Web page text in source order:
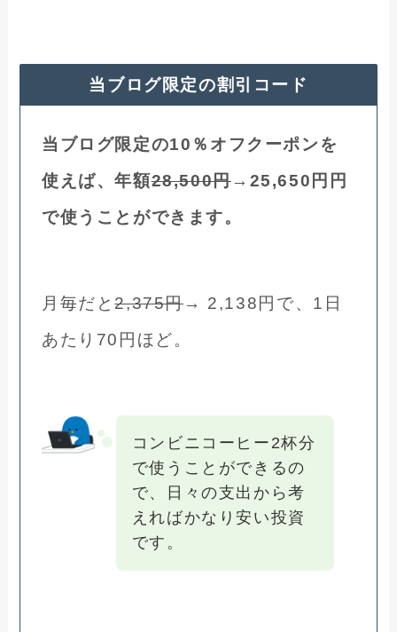
当ブログ限定の割引コード
当ブログ限定の10％オフクーポンを
使えば、年額28,500円→25,650円円
で使うことができます。
月毎だと2,375円→ 2,138円で、1日
あたり70円ほど。
コンビニコーヒー2杯分
で使うことができるの
で、日々の支出から考
えればかなり安い投資
です。